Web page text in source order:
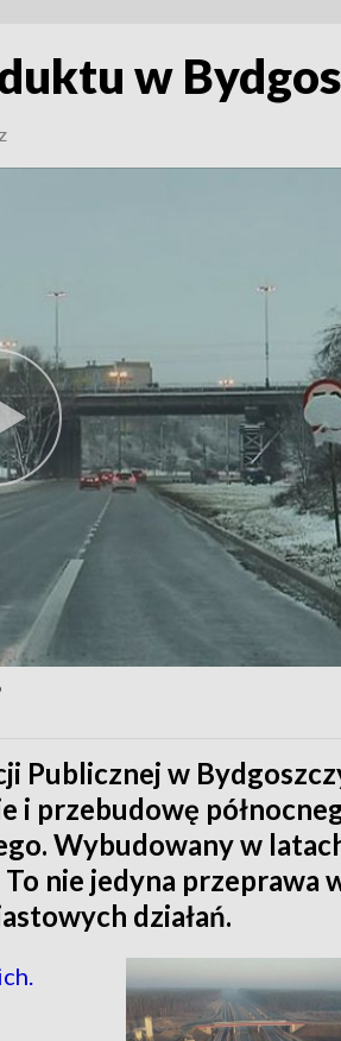
w
Publicznej w
i przebudowę
Wybudowany w
nie jedyna przeprawa
działań.